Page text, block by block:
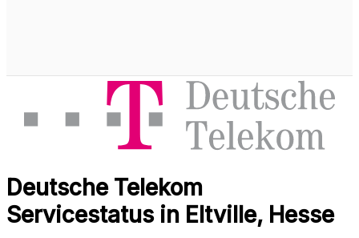
Deutsche Telekom
Servicestatus in Eltville, Hesse